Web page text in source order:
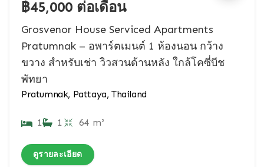
฿45,000 ต่อเดือน
Grosvenor House Serviced Apartments
Pratumnak – อพาร์ตเมนต์ 1 ห้องนอน กว้าง
ขวาง สำหรับเช่า วิวสวนด้านหลัง ใกล้โคซี่บีช
พัทยา
Pratumnak, Pattaya, Thailand
1 1 64 m²
ดูรายละเอียด